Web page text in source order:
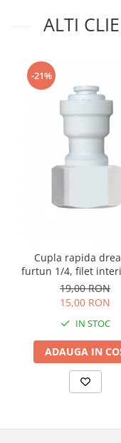
ALTI
-21%
Cupla rapida
furtun 1/4, filet
19,00 RON
15,00 RON
IN STOC
ADAUGA IN